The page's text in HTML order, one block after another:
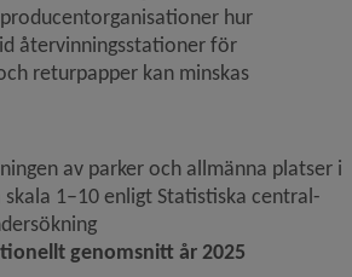
hur
återvinningsstationer för
returpapper kan minskas
av parker och allmänna platser i
skala 1–10 enligt Statistiska central­
genomsnitt år 2025